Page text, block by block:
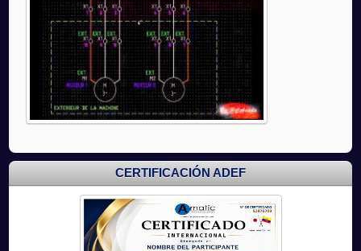
CERTIFICACIÓN ADEF